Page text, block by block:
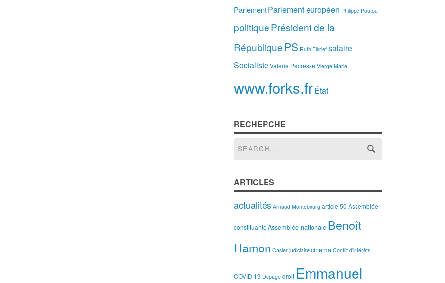
ParlementParlement européen Philippe Poutou
politiquePrésident de la
République PS Ruth Elkrief salaire
SocialisteValerie Pecresse Vierge Marie
www.forks.frÉtat
RECHERCHE
ARTICLES
actualités Arnaud Montebourg article 50 Assemblée
constituante Assemblée nationale Benoît
Hamon Casier judiciaire cinema Conflit d'intérêts
COVID 19 Dopage droit Emmanuel